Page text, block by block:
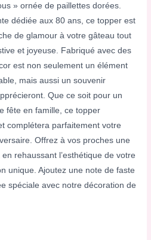
» ornée de paillettes dorées.
dédiée aux 80 ans, ce topper est
de glamour à votre gâteau tout
et joyeuse. Fabriqué avec des
est non seulement un élément
mais aussi un souvenir
Que ce soit pour un
fête en famille, ce topper
complétera parfaitement votre
Offrez à vos proches une
rehaussant l’esthétique de votre
unique. Ajoutez une note de faste
spéciale avec notre décoration de